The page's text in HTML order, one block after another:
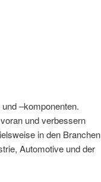
–komponenten.
und verbessern
in den Branchen
Automotive und der